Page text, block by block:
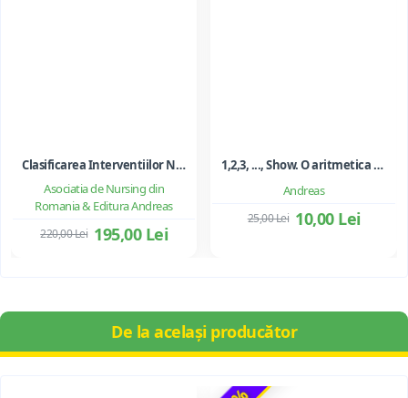
Asociatia de Nursing din
Romania & Editura Andreas
Clasificarea Interventiilor Nursing (NIC)
195,00 Lei
220,00 Lei
Andreas
1,2,3, ..., Show. O aritmetica emotionala, o poezie a matematicii - Ioan Dancila
10,00 Lei
25,00 Lei
De la același producător